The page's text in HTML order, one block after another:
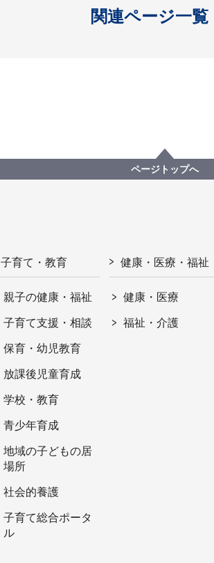
関連ページ一覧
開く
ページトップへ
子育て・教育
親子の健康・福祉
子育て支援・相談
保育・幼児教育
放課後児童育成
学校・教育
青少年育成
地域の子どもの居
場所
社会的養護
子育て総合ポータ
ル
健康・医療・福祉
健康・医療
福祉・介護